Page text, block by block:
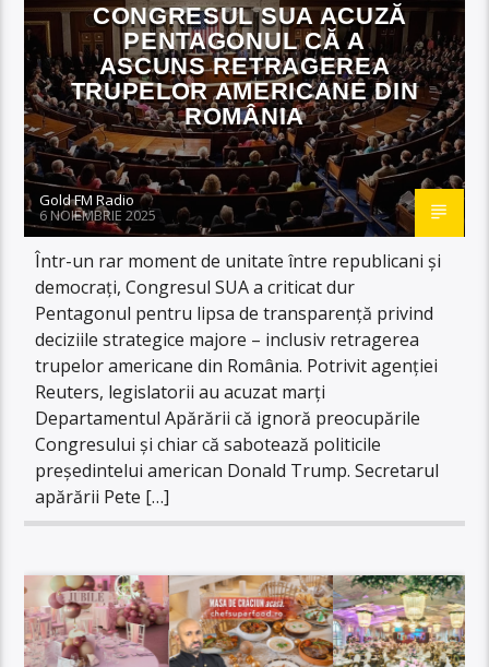
CONGRESUL SUA ACUZĂ
PENTAGONUL CĂ A
ASCUNS RETRAGEREA
TRUPELOR AMERICANE DIN
ROMÂNIA
Gold FM Radio
6 NOIEMBRIE 2025
Într-un rar moment de unitate între republicani și
democrați, Congresul SUA a criticat dur
Pentagonul pentru lipsa de transparență privind
deciziile strategice majore – inclusiv retragerea
trupelor americane din România. Potrivit agenției
Reuters, legislatorii au acuzat marți
Departamentul Apărării că ignoră preocupările
Congresului și chiar că sabotează politicile
președintelui american Donald Trump. Secretarul
apărării Pete […]